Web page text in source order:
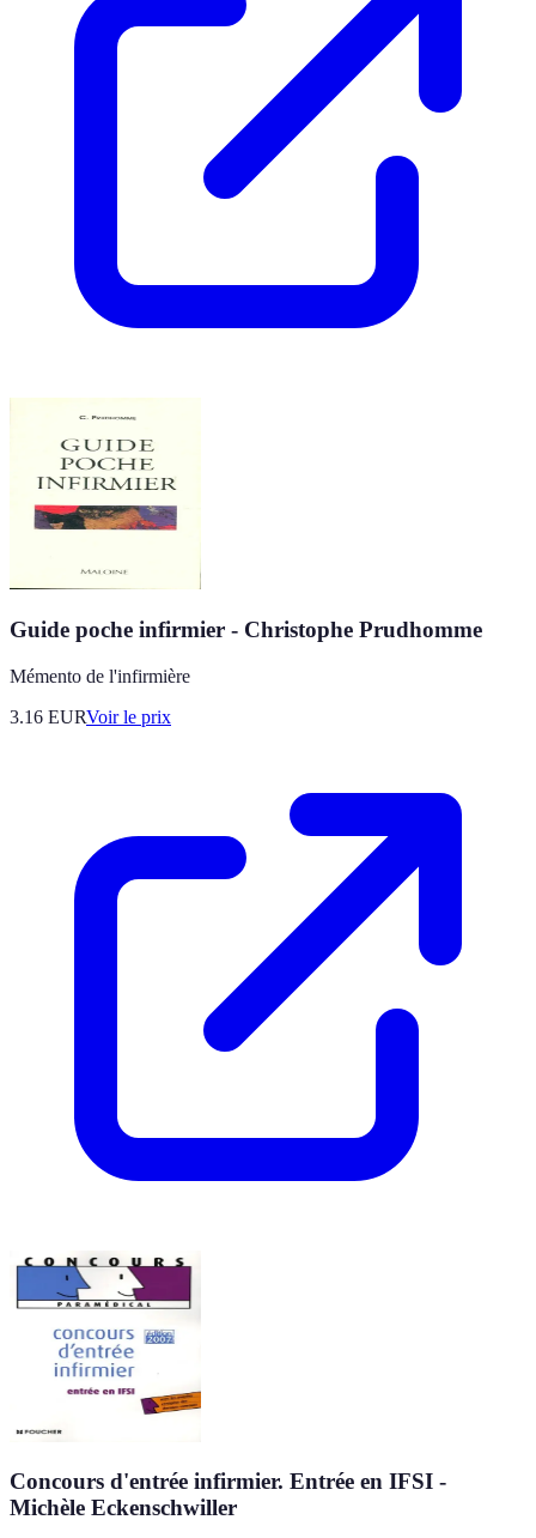
Guide poche infirmier - Christophe Prudhomme
Mémento de l'infirmière
3.16 EURVoir le prix
Concours d'entrée infirmier. Entrée en IFSI -
Michèle Eckenschwiller